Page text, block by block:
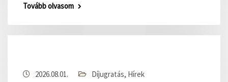
Tovább olvasom
2026.08.01. Díjugratás, Hírek